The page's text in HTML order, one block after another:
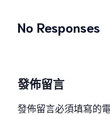
No Responses
發佈留言
發佈留言必須填寫的